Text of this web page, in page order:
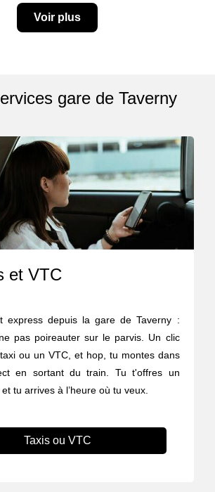
Voir plus
gare de Taverny
et VTC
express depuis la gare de Taverny :
pas poireauter sur le parvis. Un clic
ou un VTC, et hop, tu montes dans
en sortant du train. Tu t'offres un
tu arrives à l’heure où tu veux.
Taxis ou VTC